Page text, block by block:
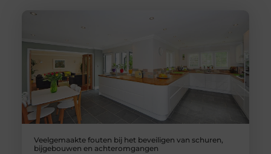
Veelgemaakte fouten bij het beveiligen van schuren,
bijgebouwen en achteromgangen